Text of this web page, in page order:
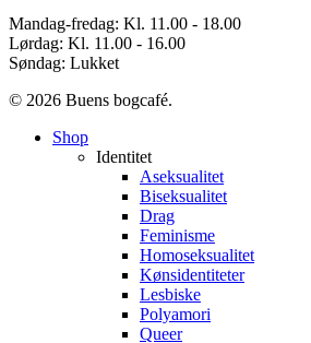
Mandag-fredag: Kl. 11.00 - 18.00
Lørdag: Kl. 11.00 - 16.00
Søndag: Lukket
© 2026 Buens bogcafé.
Close
Shop
Identitet
Aseksualitet
Biseksualitet
Drag
Feminisme
Homoseksualitet
Kønsidentiteter
Lesbiske
Polyamori
Queer